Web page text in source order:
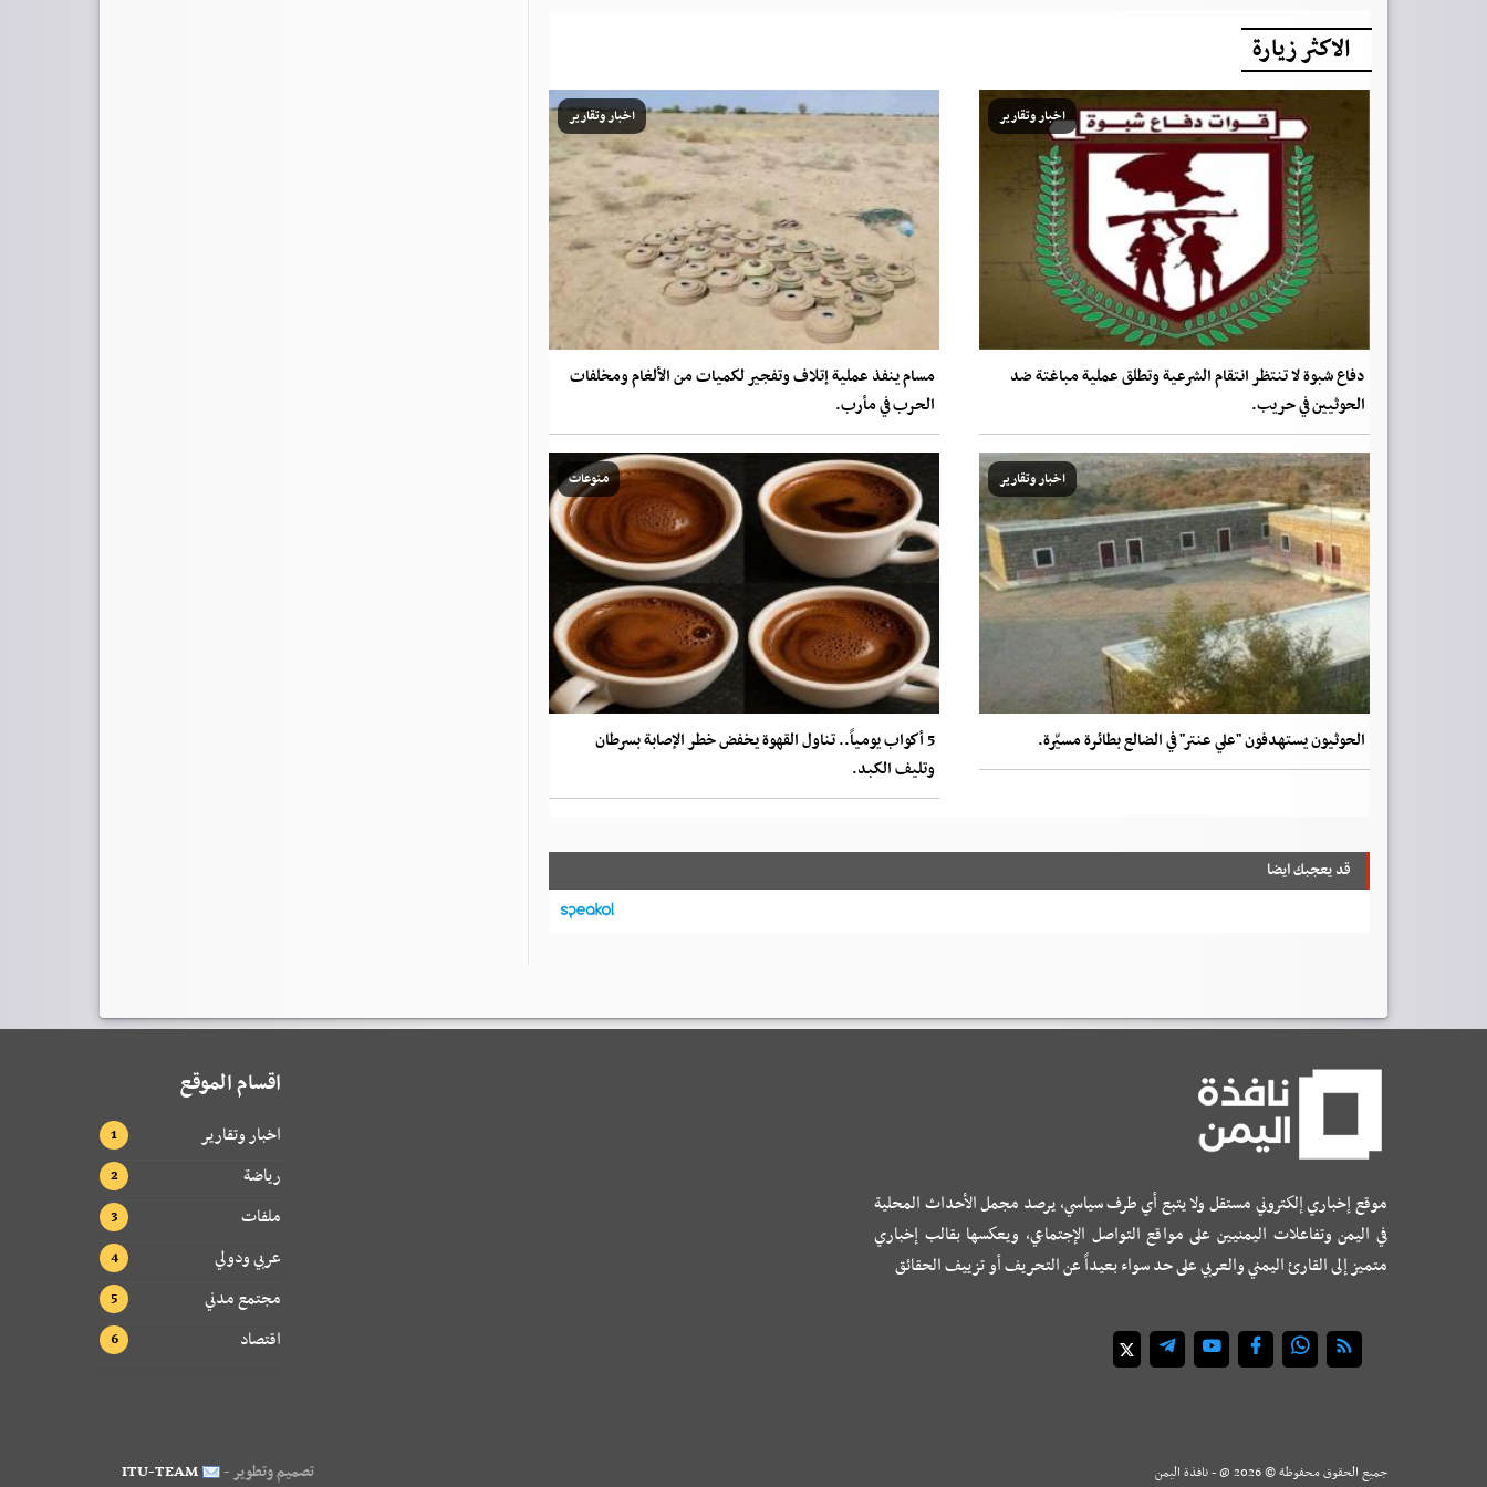
الاكثر زيارة
اخبار وتقارير
دفاع شبوة لا تنتظر انتقام الشرعية وتطلق عملية مباغتة ضد
الحوثيين في حريب.
اخبار وتقارير
مسام ينفذ عملية إتلاف وتفجير لكميات من الألغام ومخلفات
الحرب في مأرب.
اخبار وتقارير
الحوثيون يستهدفون "علي عنتر" في الضالع بطائرة مسيّرة.
منوعات
5 أكواب يومياً.. تناول القهوة يخفض خطر الإصابة بسرطان
وتليف الكبد.
قد يعجبك ايضا
موقع إخباري إلكتروني مستقل ولا يتبع أي طرف سياسي، يرصد مجمل الأحداث المحلية
في اليمن وتفاعلات اليمنيين على مواقع التواصل الإجتماعي، ويعكسها بقالب إخباري
متميز إلى القارئ اليمني والعربي على حد سواء بعيداً عن التحريف أو تزييف الحقائق
اقسام الموقع
اخبار وتقارير
رياضة
ملفات
عربي ودولي
مجتمع مدني
اقتصاد
جميع الحقوق محفوظة ©2026 @ - نافذة اليمن تصميم وتطوير - ITU-TEAM